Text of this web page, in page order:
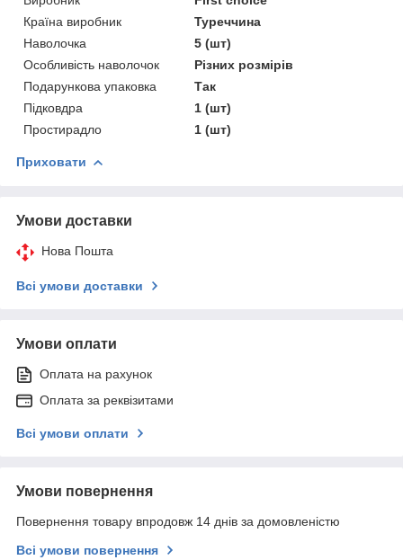
Країна виробник
Туреччина
Наволочка
5 (шт)
Особливість наволочок
Різних розмірів
Подарункова упаковка
Так
Підковдра
1 (шт)
Простирадло
1 (шт)
Приховати
Умови доставки
Нова Пошта
Всі умови доставки
Умови оплати
Оплата на рахунок
Оплата за реквізитами
Всі умови оплати
Умови повернення
Повернення товару впродовж 14 днів за домовленістю
Всі умови повернення